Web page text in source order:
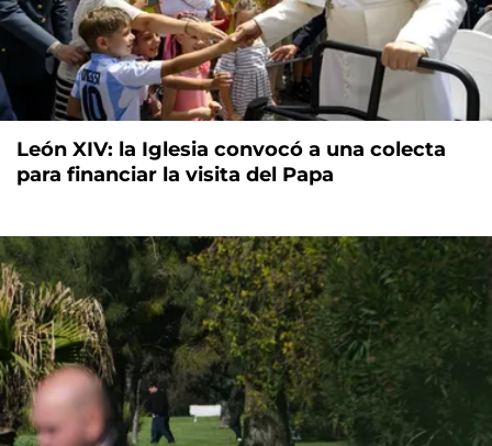
León XIV: la Iglesia convocó a una colecta
para financiar la visita del Papa